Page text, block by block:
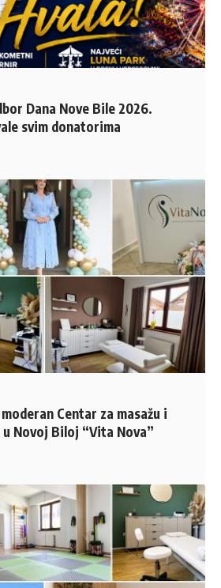
Dana Nove Bile 2026.
svim donatorima
Centar za masažu i
Novoj Biloj “Vita Nova”